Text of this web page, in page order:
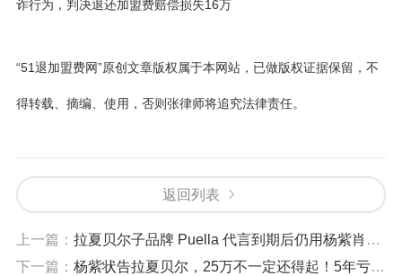
诈行为，判决退还加盟费赔偿损失16万
“51退加盟费网”原创文章版权属于本网站，已做版权证据保留，不
得转载、摘编、使用，否则张律师将追究法律责任。
返回列表
上一篇： 拉夏贝尔子品牌 Puella 代言到期后仍用杨紫肖像两年，被判赔 25 万元，哪些信息值得关注？
下一篇： 杨紫状告拉夏贝尔，25万不一定还得起！5年亏损62亿，已破产